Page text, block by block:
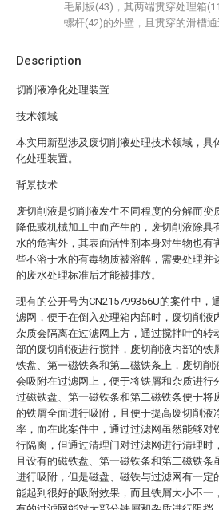
Description
切削液净化处理装置
技术领域
本实用新型涉及废切削液处理技术领域，具
化处理装置。
背景技术
废切削液是切削液发生不同程度的分解而变
降低或机械加工中而产生的，废切削液除具
水的危害外，其表面活性剂本身对生物也有
些不溶于水的有毒物质被溶解，需要处理并
的废水处理标准后才能被排放。
现有的公开号为CN215799356U的案件中，
滤网，便于在倒入处理箱内部时，废切削液
杂质会隔离在过滤网上方，通过搅拌叶的转
部的废切削液进行搅拌，废切削液内部的铁
铁盘、第一磁铁条和第二磁铁条上，废切削
会吸附在过滤网上，便于将铁屑和杂质进行
过磁铁盘、第一磁铁条和第二磁铁条便于将
的铁屑全面进行吸附，且便于提高废切削液
率，而在此案件中，通过过滤网虽然能够对
行隔离，但通过清理门对过滤网进行清理时
且设有的磁铁盘、第一磁铁条和第二磁铁条
进行吸附，但是磁盘、磁铁与过滤网有一定
能起到很好的吸附效果，而且铁屑大小不一
毛刷板(43)，其两端贯穿处理箱
螺杆(42)的外壁，且贯穿的滑槽通